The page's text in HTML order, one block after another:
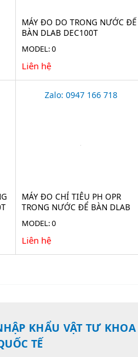
MÁY ĐO DO TRONG NƯỚC ĐỂ
BÀN DLAB DEC100T
MODEL: 0
Liên hệ
Zalo: 0947 166 718
MÁY ĐO CHỈ TIÊU PH OPR
TRONG NƯỚC ĐỂ BÀN DLAB
MODEL: 0
Liên hệ
KHẨU VẬT TƯ KHOA
TẾ